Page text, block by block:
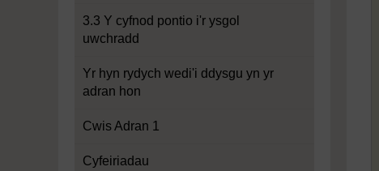
3.3 Y cyfnod pontio i'r ysgol
uwchradd
Yr hyn rydych wedi'i ddysgu yn yr
adran hon
Cwis Adran 1
Cyfeiriadau